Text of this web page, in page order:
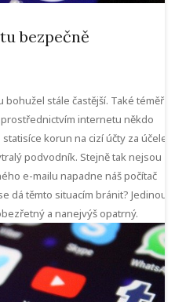
bezpečně
stále častější. Také téměř
internetu někdo
korun na cizí účty za
podvodník. Stejně tak nejsou
e-mailu napadne náš počítač
dá těmto situacím bránit? Jedinou
a nanejvýš opatrný.